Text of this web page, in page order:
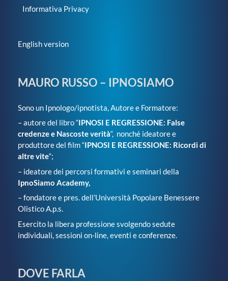
Informativa Privacy
English version
MAURO RUSSO – IPNOSIAMO
Sono un Ipnologo/ipnotista, Autore e Formatore:
– autore del libro “IPNOSI E REGRESSIONE: False
credenze e Nascoste verità“, nonché ideatore e
produttore del film “IPNOSI E REGRESSIONE: Ricordi di
altre vite“;
– ideatore dei percorsi formativi e seminari della
IpnoSiamo Academy,
– fondatore e pres. dell’Università Popolare Benessere
Olistico A.p.s.
Esercito la libera professione svolgendo sedute
individuali, sessioni on-line, eventi e conferenze.
DOVE FARLA